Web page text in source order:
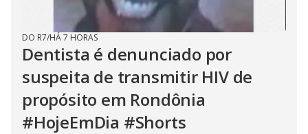
DO R7/HÁ 7 HORAS
Dentista é denunciado por
suspeita de transmitir HIV de
propósito em Rondônia
#HojeEmDia #Shorts